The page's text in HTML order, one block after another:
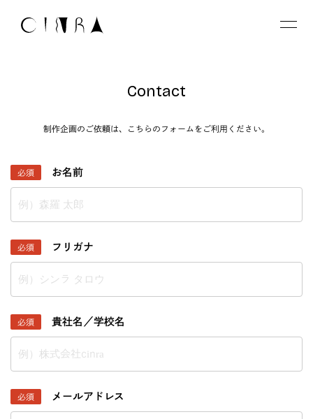
Contact
制作企画のご依頼は、 こちらのフォーム をご利用ください。
必須 お名前
必須 フリガナ
必須 貴社名／学校名
必須 メールアドレス